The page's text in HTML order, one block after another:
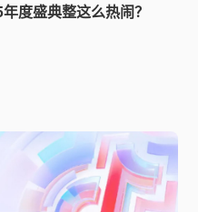
度盛典整这么热闹？